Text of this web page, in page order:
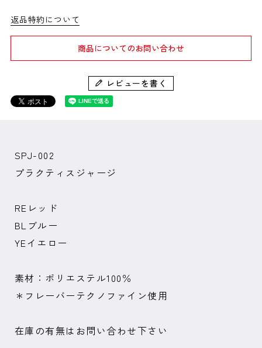
返品特約について
商品についてのお問い合わせ
レビューを書く
SPJ-002
プラクティスジャージ
REレッド
BLブルー
YEイエロー
素材：ポリエステル100％
＊フレーバーテクノファイン使用
在庫の有無はお問い合わせ下さい